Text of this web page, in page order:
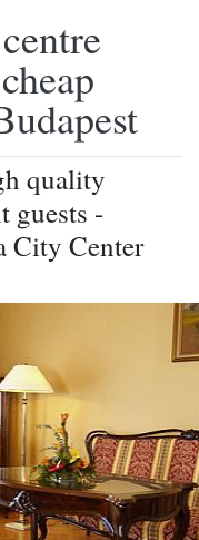
quality
guests -
City Center